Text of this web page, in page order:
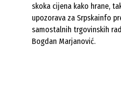
skoka cijena kako hrane,
upozorava za Srpskainfo
samostalnih trgovinskih
Bogdan Marjanović.